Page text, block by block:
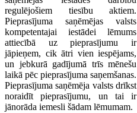
regulējošiem tiesību aktiem.
Pieprasījuma saņēmējas valsts
kompetentajai iestādei lēmums
attiecībā uz pieprasījumu ir
jāpieņem, cik ātri vien iespējams,
un jebkurā gadījumā trīs mēnešu
laikā pēc pieprasījuma saņemšanas.
Pieprasījuma saņēmēja valsts drīkst
noraidīt pieprasījumu, un tai ir
jānorāda iemesli šādam lēmumam.